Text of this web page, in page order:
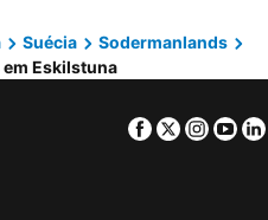
Suécia
Sodermanlands
Eskilstuna
Facebook
Twitter